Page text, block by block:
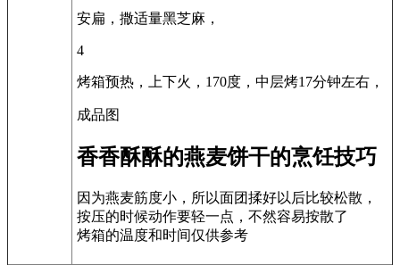
安扁，撒适量黑芝麻，
4
烤箱预热，上下火，170度，中层烤17分钟左右，
成品图
香香酥酥的燕麦饼干的烹饪技巧
因为燕麦筋度小，所以面团揉好以后比较松散，
按压的时候动作要轻一点，不然容易按散了
烤箱的温度和时间仅供参考